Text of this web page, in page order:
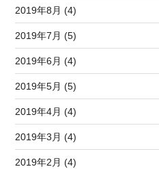
2019年8月 (4)
2019年7月 (5)
2019年6月 (4)
2019年5月 (5)
2019年4月 (4)
2019年3月 (4)
2019年2月 (4)